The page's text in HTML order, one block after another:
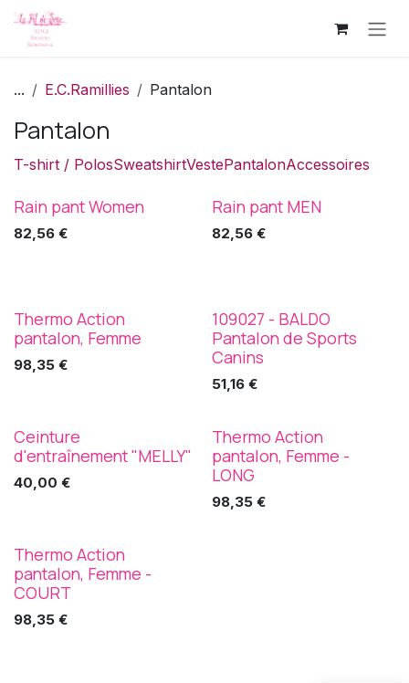
Se rendre au contenu
... E.C.Ramillies Pantalon
Pantalon
T-shirt / PolosSweatshirtVestePantalonAccessoires
Rain pant Women
82,56 €
Rain pant MEN
82,56€
Thermo Action
pantalon, Femme
98,35 €
Speed Dogsport
109027 - BALDO
Pantalon de Sports
Canins
51,16€
Ceinture
d'entraînement "MELLY"
40,00 €
Thermo Action
pantalon, Femme -
LONG
98,35€
Thermo Action
pantalon, Femme -
COURT
98,35 €